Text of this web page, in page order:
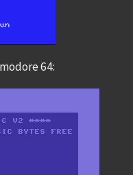
64: